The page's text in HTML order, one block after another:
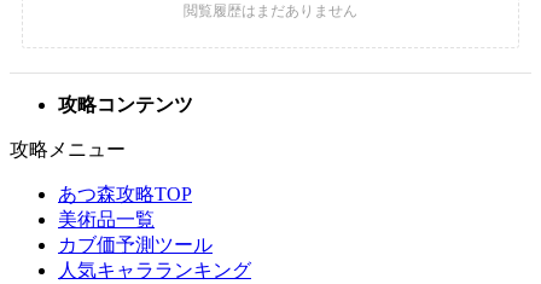
攻略コンテンツ
攻略メニュー
あつ森攻略TOP
美術品一覧
カブ価予測ツール
人気キャラランキング